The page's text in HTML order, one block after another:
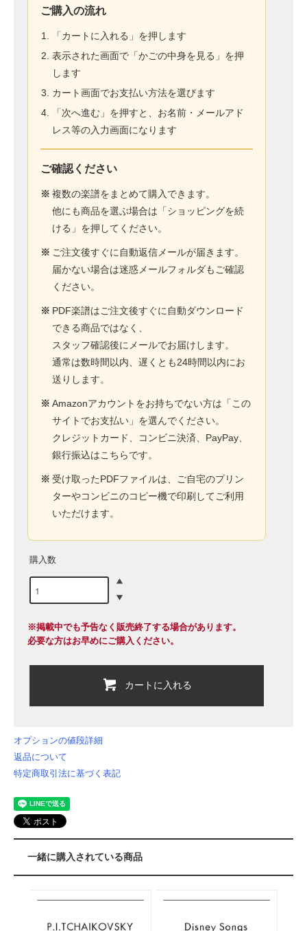
ご購入の流れ
「カートに入れる」を押します
表示された画面で「かごの中身を見る」を押
します
カート画面でお支払い方法を選びます
「次へ進む」を押すと、お名前・メールアド
レス等の入力画面になります
ご確認ください
※ 複数の楽譜をまとめて購入できます。
他にも商品を選ぶ場合は「ショッピングを続
ける」を押してください。
※ ご注文後すぐに自動返信メールが届きます。
届かない場合は迷惑メールフォルダもご確認
ください。
※ PDF楽譜はご注文後すぐに自動ダウンロード
できる商品ではなく、
スタッフ確認後にメールでお届けします。
通常は数時間以内、遅くとも24時間以内にお
送りします。
※ Amazonアカウントをお持ちでない方は「この
サイトでお支払い」を選んでください。
クレジットカード、コンビニ決済、PayPay、
銀行振込はこちらです。
※ 受け取ったPDFファイルは、ご自宅のプリン
ターやコンビニのコピー機で印刷してご利用
いただけます。
購入数
※掲載中でも予告なく販売終了する場合があります。
必要な方はお早めにご購入ください。
カートに入れる
オプションの値段詳細
返品について
特定商取引法に基づく表記
一緒に購入されている商品